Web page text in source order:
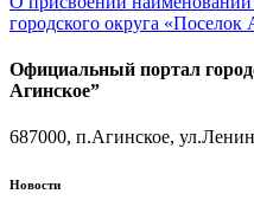
городского округа «Поселок
Официальный портал
Агинское”
687000, п.Агинское,
Новости